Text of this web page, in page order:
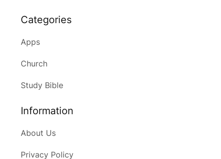
Categories
Apps
Church
Study Bible
Information
About Us
Privacy Policy